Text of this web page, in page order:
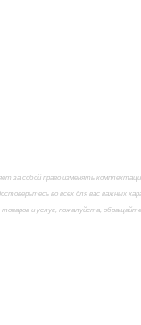
собой право изменять
во всех для вас важных
и услуг, пожалуйста,